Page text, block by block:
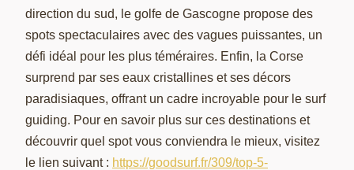
direction du sud, le golfe de Gascogne propose des
spots spectaculaires avec des vagues puissantes, un
défi idéal pour les plus téméraires. Enfin, la Corse
surprend par ses eaux cristallines et ses décors
paradisiaques, offrant un cadre incroyable pour le surf
guiding. Pour en savoir plus sur ces destinations et
découvrir quel spot vous conviendra le mieux, visitez
le lien suivant : https://goodsurf.fr/309/top-5-